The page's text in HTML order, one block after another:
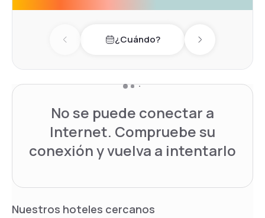
Previous day¿Cuándo? Next day
No se puede conectar a
Internet. Compruebe su
conexión y vuelva a intentarlo
Nuestros hoteles cercanos